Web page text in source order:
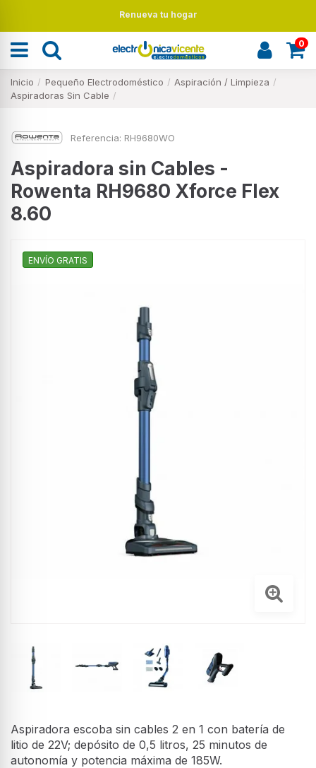
Renueva tu hogar
0
Inicio Pequeño Electrodoméstico
Aspiración / Limpieza
Aspiradoras Sin Cable
Referencia: RH9680WO
Aspiradora sin Cables -
Rowenta RH9680 Xforce Flex
8.60
ENVÍO GRATIS
Aspiradora escoba sin cables 2 en 1 con batería de
litio de 22V; depósito de 0,5 litros, 25 minutos de
autonomía y potencia máxima de 185W.